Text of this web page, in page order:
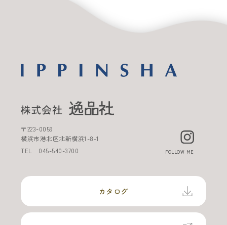
〒223-0059
横浜市港北区北新横浜1-8-1
TEL 045-540-3700 FOLLOW ME
カタログ